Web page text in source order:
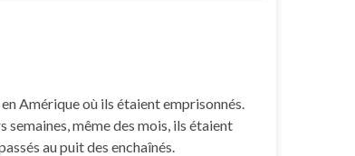
Amérique où ils étaient emprisonnés.
même des mois, ils étaient
au puit des enchaînés.